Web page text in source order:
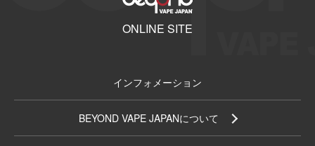
ONLINE SITE
インフォメーション
BEYOND VAPE JAPANについて